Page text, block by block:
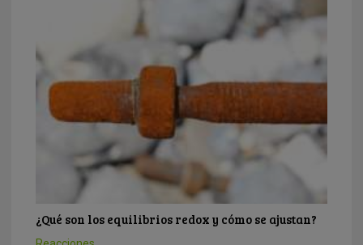
¿Qué son los equilibrios redox y cómo se ajustan?